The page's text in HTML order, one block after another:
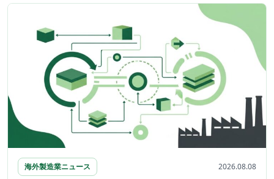
海外製造業ニュース 2026.08.08